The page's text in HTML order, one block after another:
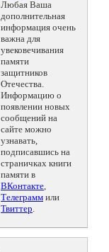
Любая Ваша
дополнительная
информация очень
важна для
увековечивания
памяти
защитников
Отечества.
Информацию о
появлении новых
сообщений на
сайте можно
узнавать,
подписавшись на
страничках книги
памяти в
ВКонтакте,
Телеграмм или
Твиттер.